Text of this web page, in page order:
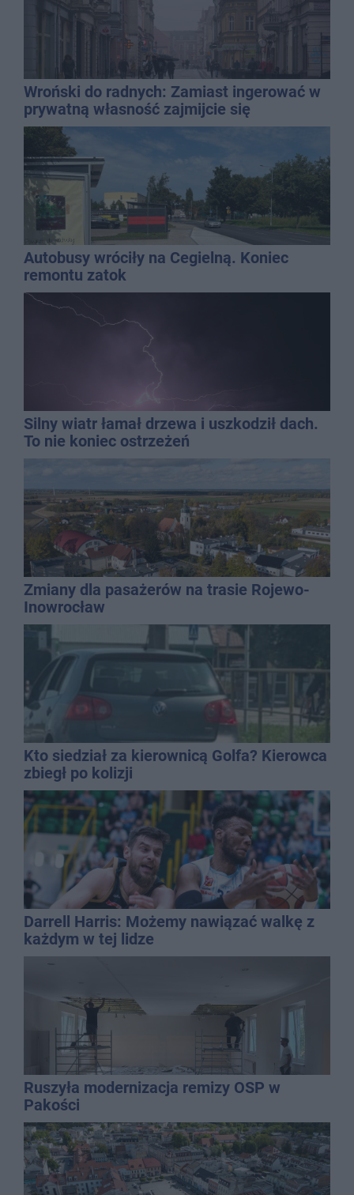
Wroński do radnych: Zamiast ingerować w
prywatną własność zajmijcie się
gospodarką
Autobusy wróciły na Cegielną. Koniec
remontu zatok
Silny wiatr łamał drzewa i uszkodził dach.
To nie koniec ostrzeżeń
Zmiany dla pasażerów na trasie Rojewo-
Inowrocław
Kto siedział za kierownicą Golfa? Kierowca
zbiegł po kolizji
Darrell Harris: Możemy nawiązać walkę z
każdym w tej lidze
Ruszyła modernizacja remizy OSP w
Pakości